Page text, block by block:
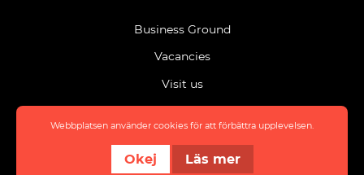
Business Ground
Vacancies
Visit us
Eat & meet
Event
Webbplatsen använder cookies för att förbättra upplevelsen.
Okej Läs mer